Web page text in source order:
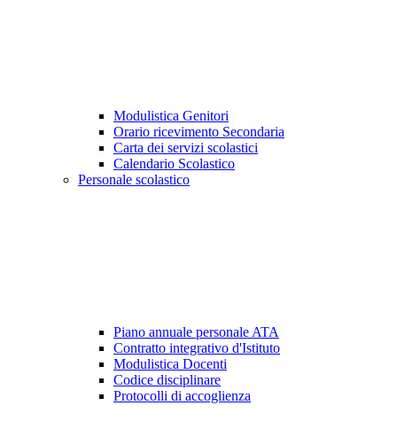
Modulistica Genitori
Orario ricevimento Secondaria
Carta dei servizi scolastici
Calendario Scolastico
Personale scolastico
Piano annuale personale ATA
Contratto integrativo d'Istituto
Modulistica Docenti
Codice disciplinare
Protocolli di accoglienza